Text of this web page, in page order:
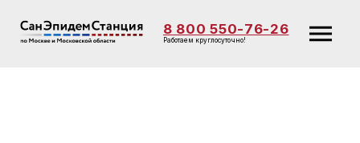
Работаем круглосуточно!